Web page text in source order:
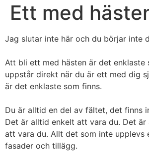
Ett med
Jag slutar inte här och du börjar inte
Att bli ett med hästen är det enklaste
uppstår direkt när du är ett med dig
är det enklaste som finns.
Du är alltid en del av fältet, det finns
Det är alltid enkelt att vara du. Det
att vara du. Allt det som inte upplevs
fasader och tillägg.